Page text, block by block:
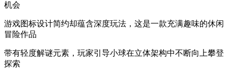
机会
游戏图标设计简约却蕴含深度玩法，这是一款充满趣味的休闲
冒险作品
带有轻度解谜元素，玩家引导小球在立体架构中不断向上攀登
探索